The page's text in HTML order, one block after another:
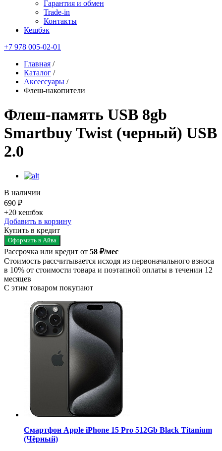
Гарантия и обмен
Trade-in
Контакты
Кешбэк
+7 978 005-02-01
Главная /
Каталог /
Аксессуары /
Флеш-накопители
Флеш-память USB 8gb
Smartbuy Twist (черный) USB
2.0
В наличии
690 ₽
+20 кешбэк
Добавить в корзину
Купить в кредит
Оформить в Айва
Рассрочка или кредит от 58 ₽/мес
Стоимость рассчитывается исходя из первоначального взноса
в 10% от стоимости товара и поэтапной оплаты в течении 12
месяцев
С этим товаром покупают
Смартфон Apple iPhone 15 Pro 512Gb Black Titanium
(Чёрный)